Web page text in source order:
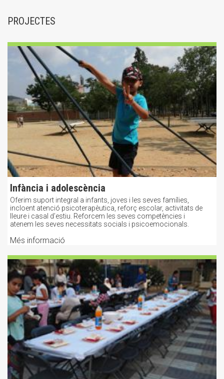
PROJECTES
Infància i adolescència
Oferim suport integral a infants, joves i les seves famílies,
incloent atenció psicoterapèutica, reforç escolar, activitats de
lleure i casal d’estiu. Reforcem les seves competències i
atenem les seves necessitats socials i psicoemocionals.
Més informació